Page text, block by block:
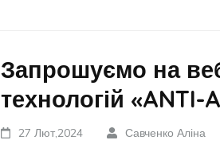
Запрошуємо на
технологій «ANTI-
27 Лют,2024 Савченко Аліна